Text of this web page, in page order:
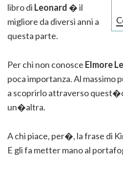
libro di Leonard � il
migliore da diversi anni a
questa parte.
Per chi non conosce Elmore
poca importanza. Al
a scoprirlo attraverso
un�altra.
A chi piace, per�, la frase di
E gli fa metter mano al